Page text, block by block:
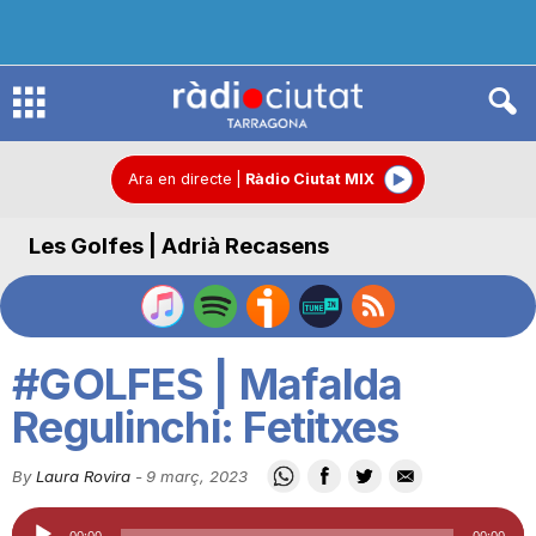
R
d
C
Ara en directe Ràdio Ciutat MIX
Les Golfes | Adrià Recasens
#GOLFES | Mafalda
Regulinchi: Fetitxes
By Laura Rovira -9 març, 2023
Reproductor